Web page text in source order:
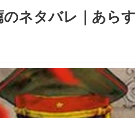
ネタバレ｜あら